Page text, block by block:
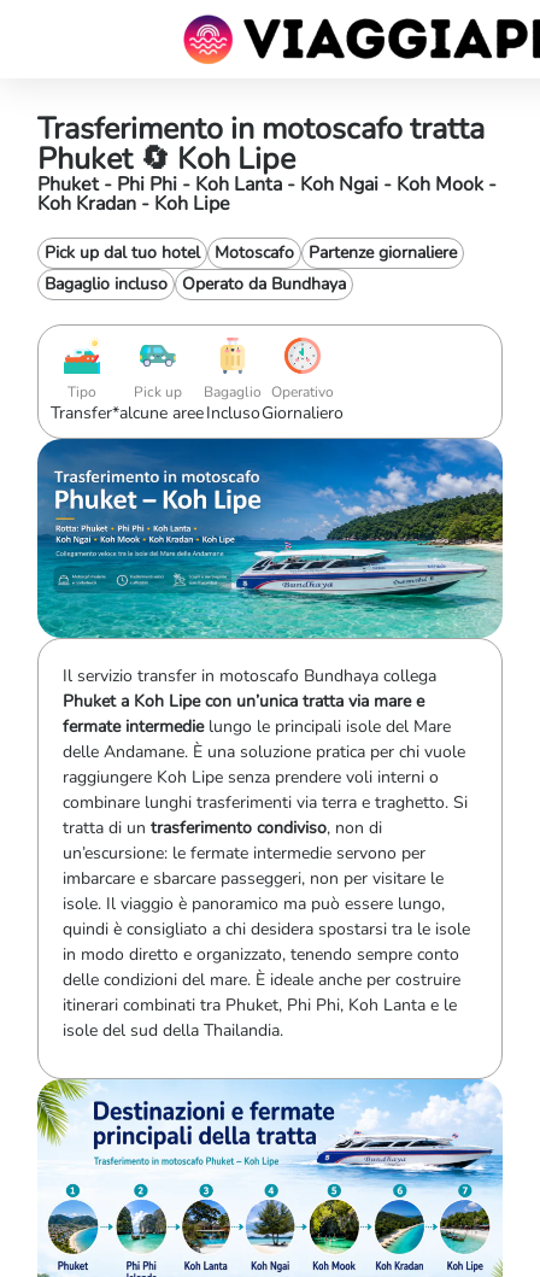
Trasferimento in motoscafo tratta
Phuket 🔄 Koh Lipe
Phuket - Phi Phi - Koh Lanta - Koh Ngai - Koh Mook -
Koh Kradan - Koh Lipe
Pick up dal tuo hotel Motoscafo
Partenze giornaliere
Bagaglio incluso
Operato da Bundhaya
Tipo
Transfer
Pick up
*alcune aree
Bagaglio
Incluso
Operativo
Giornaliero
Il servizio transfer in motoscafo Bundhaya collega
Phuket a Koh Lipe con un’unica tratta via mare e
fermate intermedielungo le principali isole del Mare
delle Andamane. È una soluzione pratica per chi vuole
raggiungere Koh Lipe senza prendere voli interni o
combinare lunghi trasferimenti via terra e traghetto. Si
tratta di untrasferimento condiviso, non di
un’escursione: le fermate intermedie servono per
imbarcare e sbarcare passeggeri, non per visitare le
isole. Il viaggio è panoramico ma può essere lungo,
quindi è consigliato a chi desidera spostarsi tra le isole
in modo diretto e organizzato, tenendo sempre conto
delle condizioni del mare. È ideale anche per costruire
itinerari combinati tra Phuket, Phi Phi, Koh Lanta e le
isole del sud della Thailandia.